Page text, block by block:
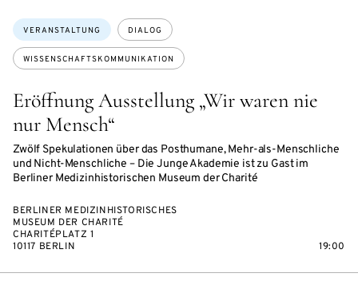
Eröffnung Ausstellung „Wir waren nie
nur Mensch“
Zwölf Spekulationen über das Posthumane, Mehr-als-Menschliche
und Nicht-Menschliche – Die Junge Akademie ist zu Gast im
Berliner Medizinhistorischen Museum der Charité
Themen:
VERANSTALTUNG DIALOG
WISSENSCHAFTSKOMMUNIKATION
BERLINER MEDIZINHISTORISCHES
MUSEUM DER CHARITÉ
CHARITÉPLATZ 1
10117 BERLIN
19:00